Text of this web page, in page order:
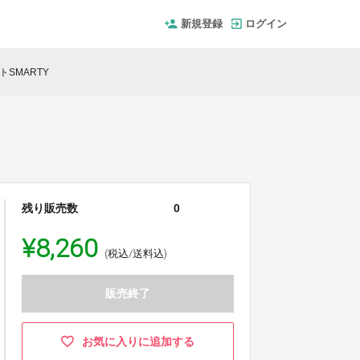
新規登録 ログイン
SMARTY
残り販売数 0
¥8,260 (税込/送料込)
販売終了
お気に入りに追加する